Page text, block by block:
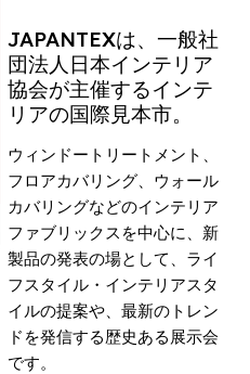
JAPANTEXは、一般社
団法人日本インテリア
協会が主催するインテ
リアの国際見本市。
ウィンドートリートメント、
フロアカバリング、ウォール
カバリングなどのインテリア
ファブリックスを中心に、新
製品の発表の場として、ライ
フスタイル・インテリアスタ
イルの提案や、最新のトレン
ドを発信する歴史ある展示会
です。